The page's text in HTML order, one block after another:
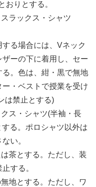
おりとする。
ラックス・シャツ
る場合には、Vネック
ーの下に着用し、セー
。色は、紺・黒で無地
・ベストで授業を受け
は禁止とする)
ス・シャツ(半袖・長
る。ポロシャツ以外は
い。
茶とする。ただし、装
する。
地とする。ただし、ワ